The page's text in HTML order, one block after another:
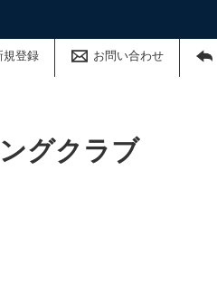
規登録 お問い合わせ
グクラブ